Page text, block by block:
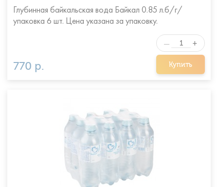
Глубинная байкальская вода Байкал 0.85 л.б/г/
упаковка 6 шт. Цена указана за упаковку.
770 р. Купить
— +